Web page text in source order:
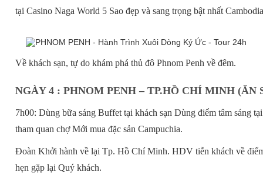
tại Casino Naga World 5 Sao đẹp và sang trọng bật nhất
Về khách sạn, tự do khám phá thủ đô Phnom Penh về đêm.
NGÀY 4 : PHNOM PENH – TP.HỒ CHÍ MINH (ĂN
7h00: Dùng bữa sáng Buffet tại khách sạn Dùng điểm tâm sáng
tham quan chợ Mới mua đặc sản Campuchia.
Đoàn Khởi hành về lại Tp. Hồ Chí Minh. HDV tiễn khách về
hẹn gặp lại Quý khách.